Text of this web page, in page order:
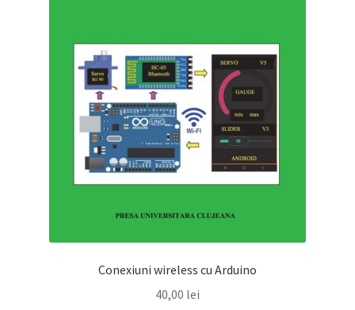
Conexiuni wireless cu Arduino
40,00 lei